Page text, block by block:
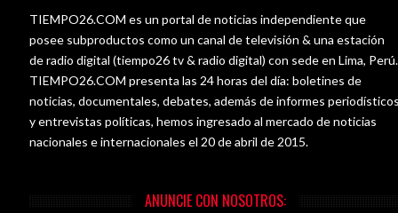
TIEMPO26.COM es un portal de noticias independiente que
posee subproductos como un canal de televisión & una estación
de radio digital (tiempo26 tv & radio digital) con sede en Lima, Perú.
TIEMPO26.COM presenta las 24 horas del día: boletines de
noticias, documentales, debates, además de informes
y entrevistas políticas, hemos ingresado al mercado de noticias
nacionales e internacionales el 20 de abril de 2015.
ANUNCIE CON NOSOTROS: